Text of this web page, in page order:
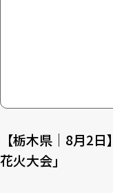
【栃木県｜8月2
花火大会」